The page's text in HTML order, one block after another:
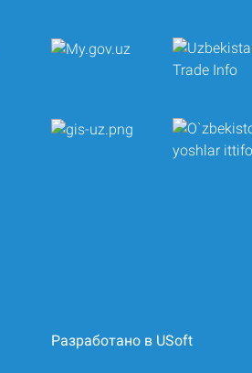
Разработано в USoft